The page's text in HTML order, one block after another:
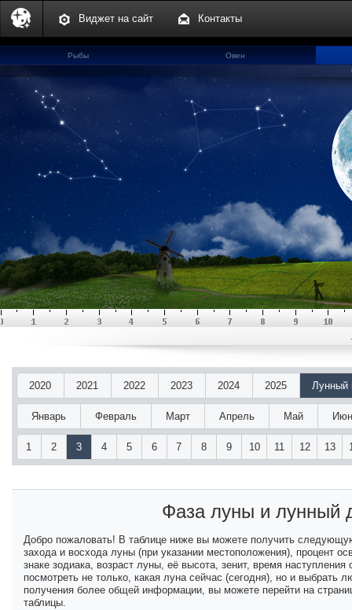
Виджет на сайт Контакты
Рыбы
Овен
2020 2021 2022 2023 2024 2025 Лунный
Январь Февраль Март Апрель Май
1 2 3 4 5 6 7 8 9 10 11 12 13
Фаза луны и лунный
Добро пожаловать! В таблице ниже вы можете получить
захода и восхода луны (при указании местоположения), процент
знаке зодиака, возраст луны, её высота, зенит, время
посмотреть не только, какая луна сейчас (сегодня), но и
получения более общей информации, вы можете перейти на
таблицы.